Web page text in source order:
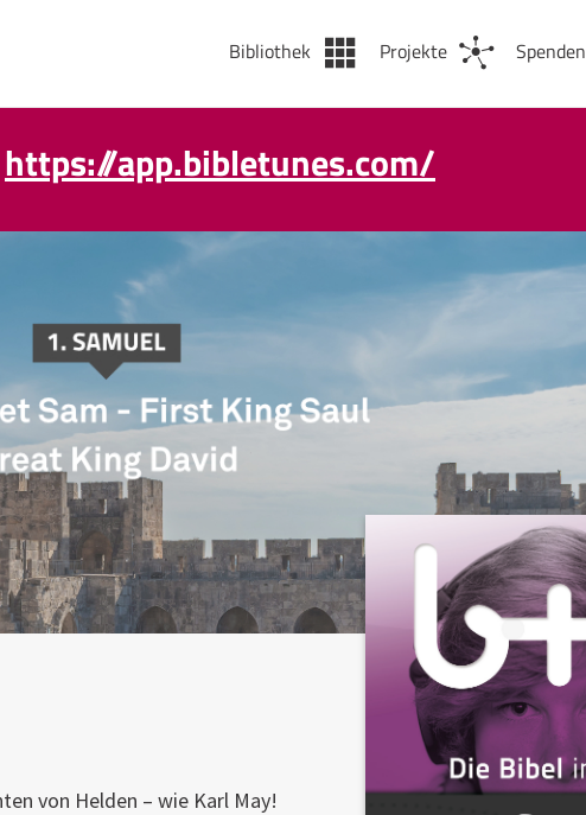
Bibliothek Projekte Spenden
https://app.bibletunes.com/
von Helden – wie Karl May!